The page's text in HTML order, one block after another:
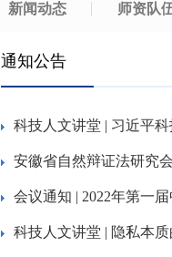
新闻动态 师资队
通知公告
科技人文讲堂 | 习近平
安徽省自然辩证法研究
会议通知 | 2022年第一
科技人文讲堂 | 隐私本